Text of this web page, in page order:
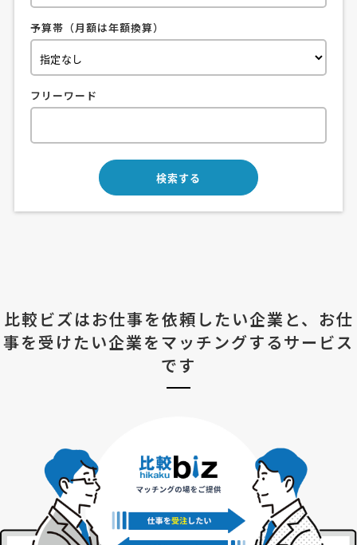
予算帯（月額は年額換算）
フリーワード
比較ビズはお仕事を依頼したい企業と、 お仕
事を受けたい企業をマッチングするサービス
です